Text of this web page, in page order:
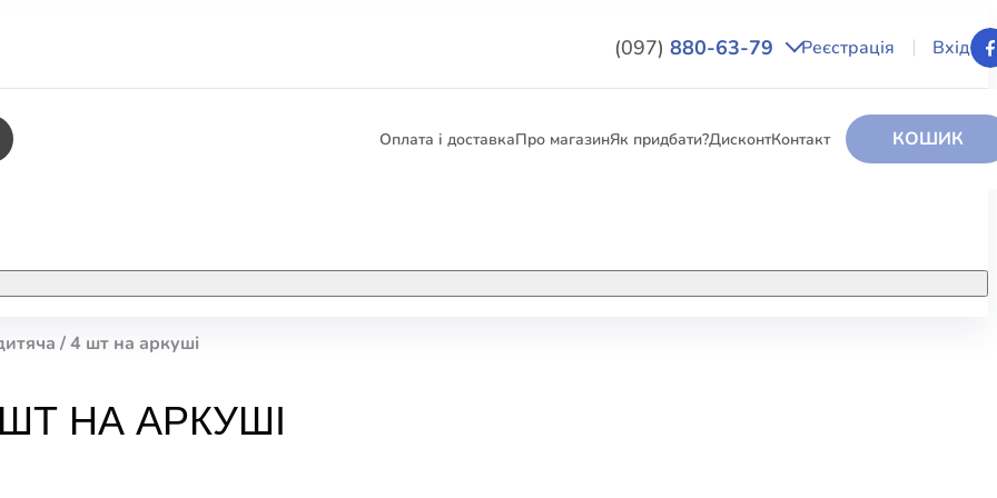
(097) 880-63-79 Реєстрація Вхід
Оплата і доставкаПро магазинЯк придбати?ДисконтКонтакт КОШИК
ЕЛЕКТРОННІ КНИГИ
/ 4 шт на аркуші
НА АРКУШІ